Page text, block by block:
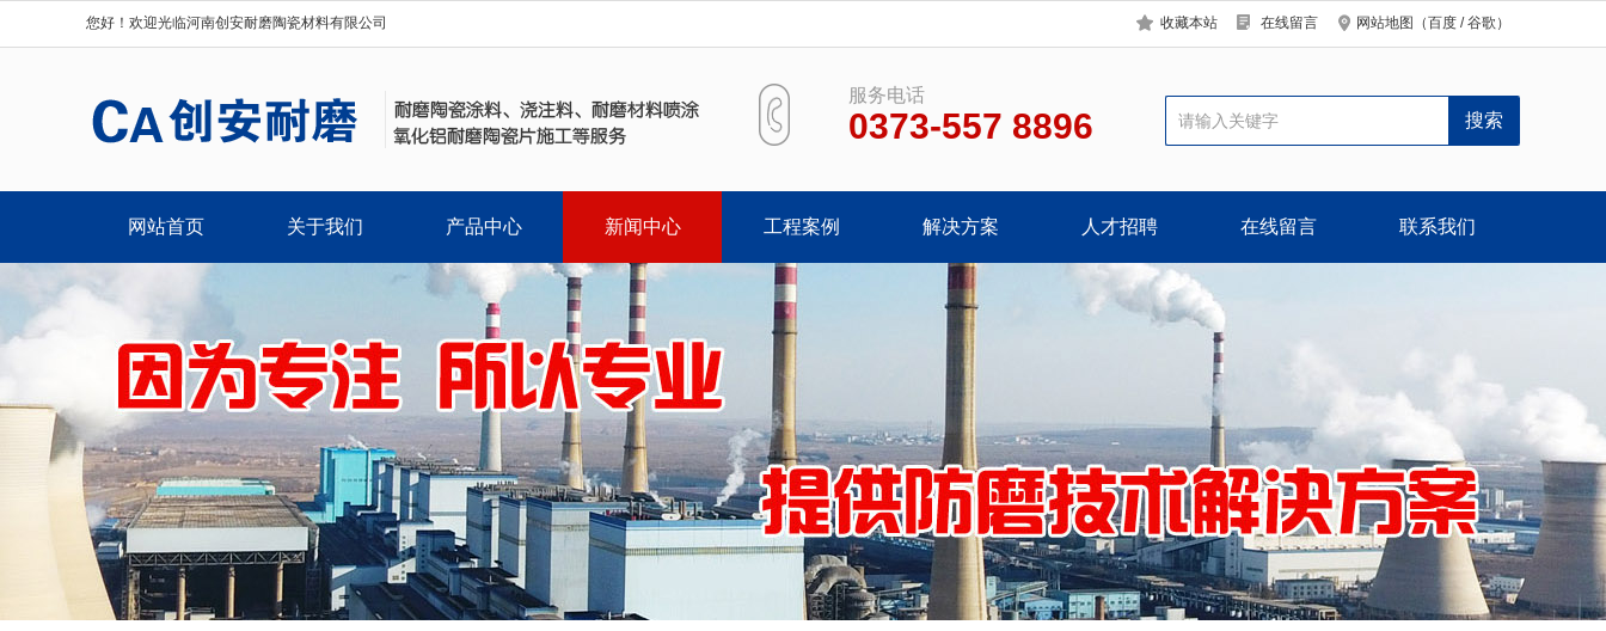
您好！欢迎光临河南创安耐磨陶瓷材料有限公司 收藏本站 在线留言 网站地图 （百度 /谷歌 ）
服务电话
0373-557 8896
网站首页 关于我们 产品中心 新闻中心 工程案例 解决方案 人才招聘 在线留言 联系我们